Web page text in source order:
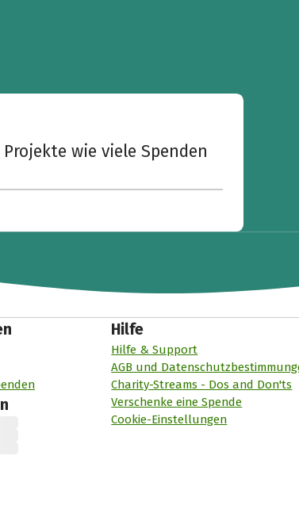
wie viele Spenden
Hilfe
Hilfe & Support
AGB und
Charity-Streams - Dos and Don'ts
Verschenke eine Spende
Cookie-Einstellungen